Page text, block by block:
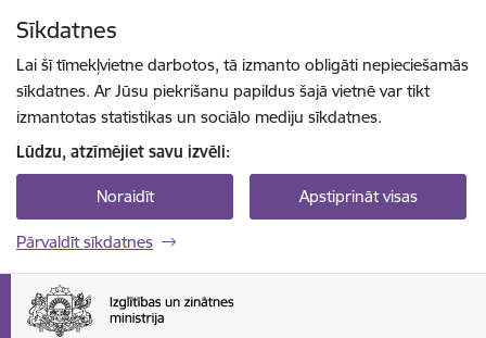
Sīkdatnes
Lai šī tīmekļvietne darbotos, tā izmanto obligāti nepieciešamās
sīkdatnes. Ar Jūsu piekrišanu papildus šajā vietnē var tikt
izmantotas statistikas un sociālo mediju sīkdatnes.
Lūdzu, atzīmējiet savu izvēli:
Noraidīt Apstiprināt visas
Pārvaldīt sīkdatnes